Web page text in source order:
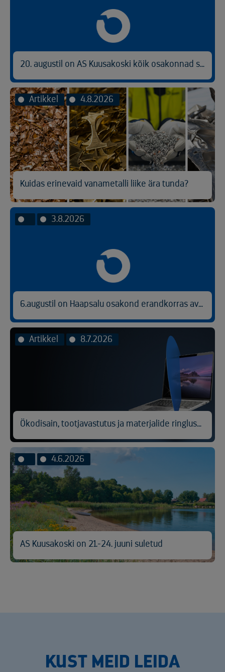
20. augustil on AS Kuusakoski kõik osakonnad suletud
Artikkel 4.8.2026
Kuidas erinevaid vanametalli liike ära tunda?
3.8.2026
Artikkel 8.7.2026
Ökodisain, tootjavastutus ja materjalide ringlussevõtt
4.6.2026
AS Kuusakoski on 21.-24. juuni suletud
KUST MEID LEIDA